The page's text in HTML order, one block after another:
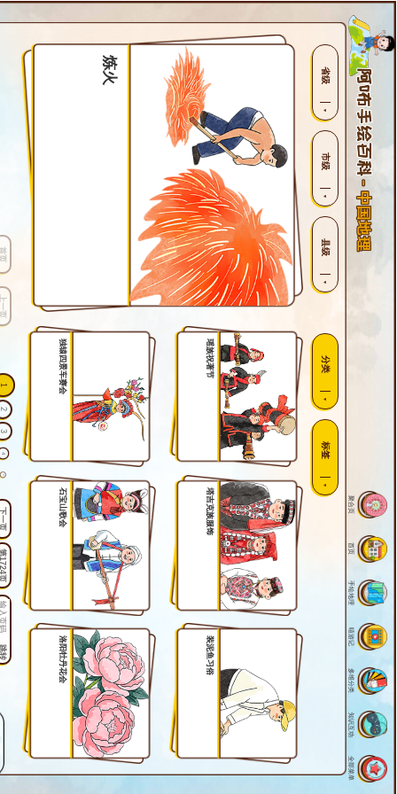
聚合页
首页
手绘地理
嘻游记
多维分类
知识互动
全部菜单
省级
市级
县级
分类
标签
1
2
3
4
11
12
16
炼火
瑶族祝著节
塔吉克族服饰
装泥鱼习俗
独辕四景车赛会
石宝山歌会
洛阳牡丹花会
页
页
页
页
转